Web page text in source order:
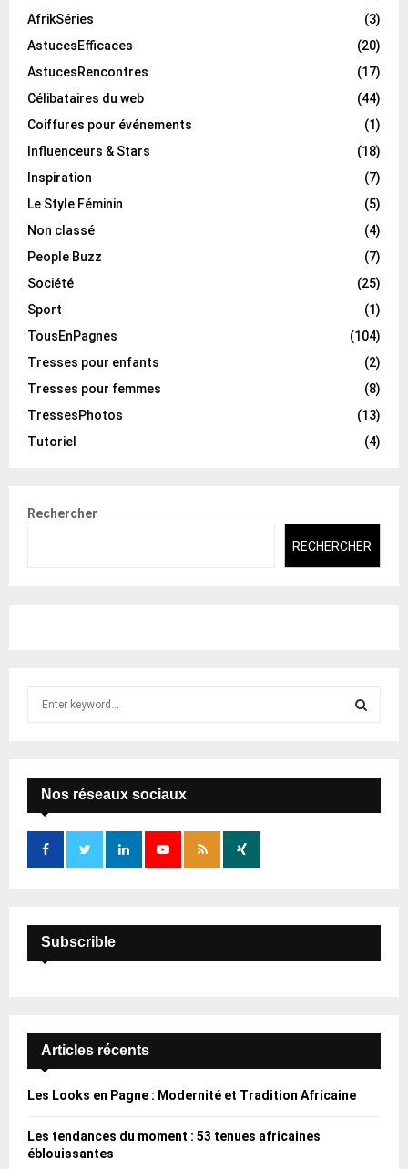
AfrikSéries
(3)
AstucesEfficaces
(20)
AstucesRencontres
(17)
Célibataires du web
(44)
Coiffures pour événements
(1)
Influenceurs & Stars
(18)
Inspiration
(7)
Le Style Féminin
(5)
Non classé
(4)
People Buzz
(7)
Société
(25)
Sport
(1)
TousEnPagnes
(104)
Tresses pour enfants
(2)
Tresses pour femmes
(8)
TressesPhotos
(13)
Tutoriel
(4)
Rechercher
RECHERCHER
f
o
:
E
A
H
Nos réseaux sociaux
Subscrible
Articles récents
Les Looks en Pagne : Modernité et Tradition Africaine
Les tendances du moment : 53 tenues africaines
éblouissantes